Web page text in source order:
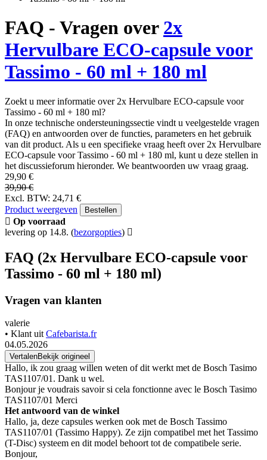
FAQ - Vragen over 2x
Hervulbare ECO-capsule voor
Tassimo - 60 ml + 180 ml
Zoekt u meer informatie over 2x Hervulbare ECO-capsule voor
Tassimo - 60 ml + 180 ml?
In onze technische ondersteuningssectie vindt u veelgestelde vragen
(FAQ) en antwoorden over de functies, parameters en het gebruik
van dit product. Als u een specifieke vraag heeft over 2x Hervulbare
ECO-capsule voor Tassimo - 60 ml + 180 ml, kunt u deze stellen in
het discussieforum hieronder. We beantwoorden uw vraag graag.
29,90 €
39,90 €
Excl. BTW: 24,71 €
Product weergeven
Bestellen
Op voorraad
levering op 14.8. (bezorgopties)
FAQ (2x Hervulbare ECO-capsule voor
Tassimo - 60 ml + 180 ml)
Vragen van klanten
valerie
• Klant uitCafebarista.fr
04.05.2026
VertalenBekijk origineel
Hallo, ik zou graag willen weten of dit werkt met de Bosch Tasimo
TAS1107/01. Dank u wel.
Bonjour je voudrais savoir si cela fonctionne avec le Bosch Tasimo
TAS1107/01 Merci
Het antwoord van de winkel
Hallo, ja, deze capsules werken ook met de Bosch Tassimo
TAS1107/01 (Tassimo Happy). Ze zijn compatibel met het Tassimo
(T-Disc) systeem en dit model behoort tot de compatibele serie.
Bonjour,